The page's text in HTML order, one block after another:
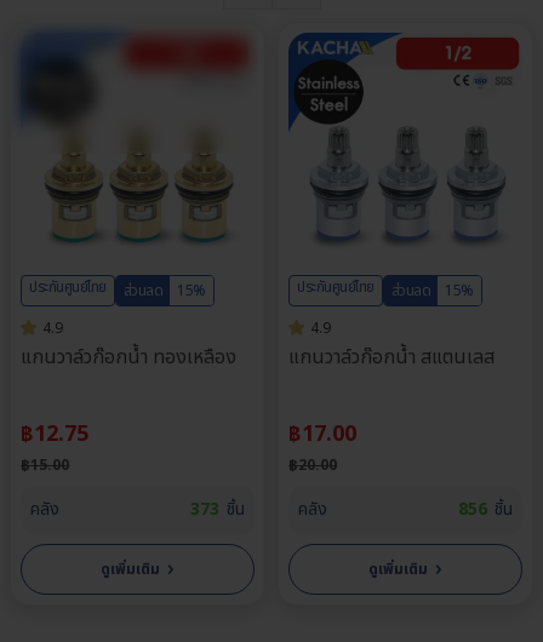
ประกันศูนย์ไทย ส่วนลด
15%
4.9
แกนวาล์วก๊อกน้ำ ทองเหลือง
฿12.75
฿15.00
คลัง 373 ชิ้น
ดูเพิ่มเติม ›
ประกันศูนย์ไทย ส่วนลด
15%
4.9
แกนวาล์วก๊อกน้ำ สแตนเลส
฿17.00
฿20.00
คลัง 856 ชิ้น
ดูเพิ่มเติม ›